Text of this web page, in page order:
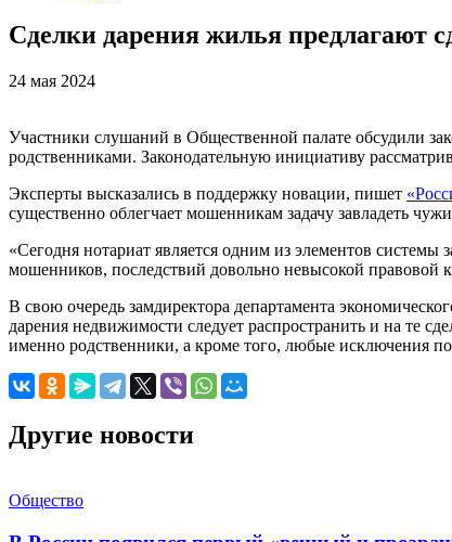
Сделки дарения жилья предлагают
24 мая 2024
Участники слушаний в Общественной палате обсудили
родственниками. Законодательную инициативу
Эксперты высказались в поддержку новации, пишет
существенно облегчает мошенникам задачу завладеть
«Сегодня нотариат является одним из элементов
мошенников, последствий довольно невысокой правовой
В свою очередь замдиректора департамента
дарения недвижимости следует распространить и на те
именно родственники, а кроме того, любые исключения
Другие новости
Общество